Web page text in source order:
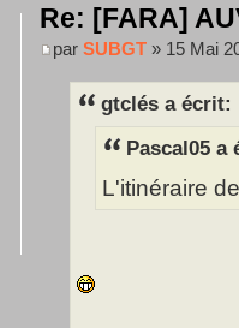
Re: [FARA]
par SUBGT » 15 Mai
gtclés a écrit:
Pascal05 a
L'itinéraire